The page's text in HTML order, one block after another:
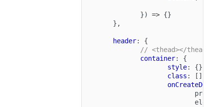
}) => {}
},
header:
{
// <thead></thead>
container:
{
style:
{},
class :
[],
onCreateDOM